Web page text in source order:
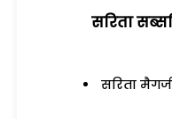
सरिता
सरिता